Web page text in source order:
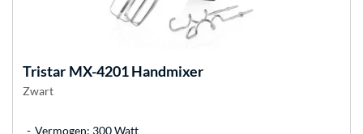
Tristar MX-4201 Handmixer
Zwart
Vermogen: 300 Watt